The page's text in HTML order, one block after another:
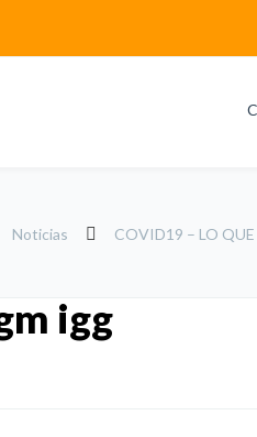
Noticias COVID19 – LO QUE
igg